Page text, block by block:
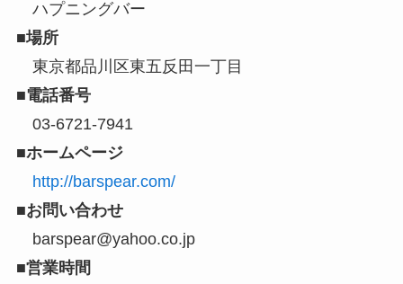
ハプニングバー
■場所
東京都品川区東五反田一丁目
■電話番号
03-6721-7941
■ホームページ
http://barspear.com/
■お問い合わせ
barspear@yahoo.co.jp
■営業時間